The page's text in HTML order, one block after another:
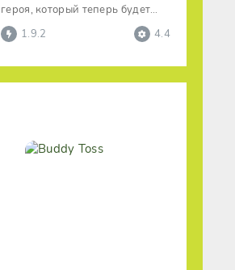
героя, который теперь будет
развивать головокружительную
скорость и
1.9.2 4.4